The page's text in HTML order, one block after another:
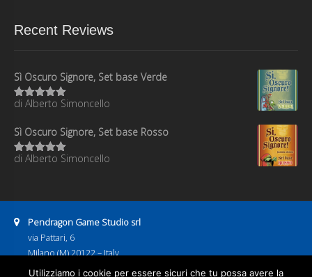
Recent Reviews
Sì Oscuro Signore, Set base Verde
Valutato5
di Alberto Simoncello
Sì Oscuro Signore, Set base Rosso
Valutato5
di Alberto Simoncello
Pendragon Game Studio srl
via Pattari, 6
Milano (M) 20122 – Italy
P.IVA 08886600967
Utilizziamo i cookie per essere sicuri che tu possa avere la